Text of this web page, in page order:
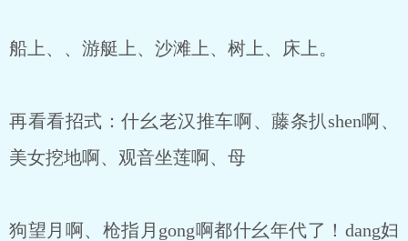
船上、、游艇上、沙滩上、树上、床上。
再看看招式：什幺老汉推车啊、藤条扒shen啊、
美女挖地啊、观音坐莲啊、母
狗望月啊、枪指月gong啊都什幺年代了！dang妇